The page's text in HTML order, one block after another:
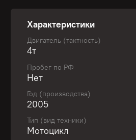
Скидки до 50 000 рублей!
Размер скидки зависит от
✅ Узнай свою уникальную
Свяжитесь с нами и
Характеристики
Двигатель (тактность)
4т
Пробег по РФ
Нет
Год (производства)
2005
Тип (вид техники)
Мотоцикл